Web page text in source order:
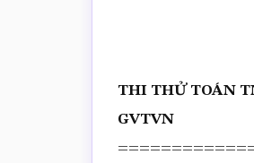
THI THỬ TOÁN
GVTVN